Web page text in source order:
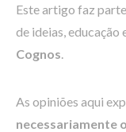
Este artigo faz
de ideias, educação
Cognos
As opiniões aqui
necessariamente